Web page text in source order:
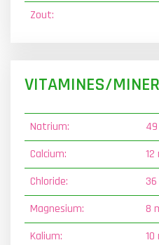
Zout:
VITAMINES/
Natrium:
Calcium:
12
Chloride:
Magnesium:
8
Kalium: